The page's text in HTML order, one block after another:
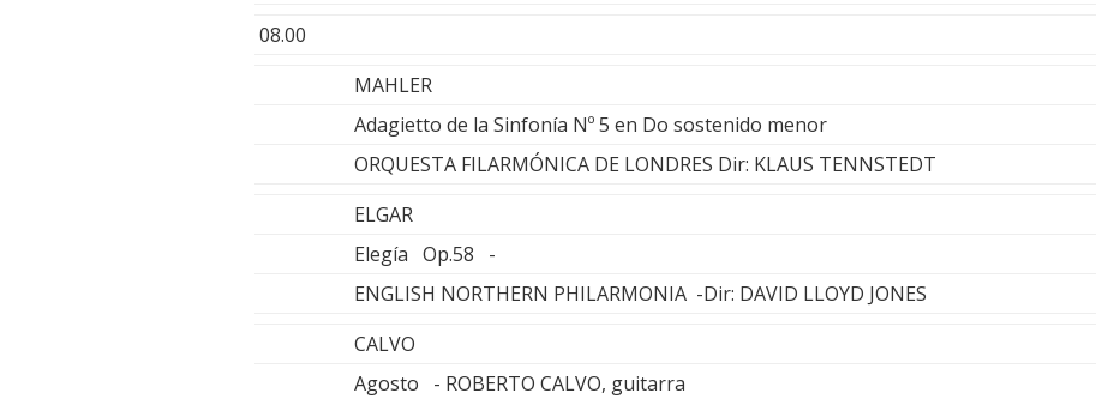
08.00
MAHLER
Adagietto de la Sinfonía Nº 5 en Do sostenido menor
ORQUESTA FILARMÓNICA DE LONDRES Dir: KLAUS TENNSTEDT
ELGAR
Elegía Op.58 -
ENGLISH NORTHERN PHILARMONIA -Dir: DAVID LLOYD JONES
CALVO
Agosto - ROBERTO CALVO, guitarra